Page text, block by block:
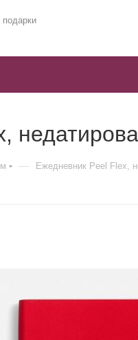
подарки
— Ежедневник Peel Flex,